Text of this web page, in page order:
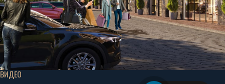
ВИДЕО